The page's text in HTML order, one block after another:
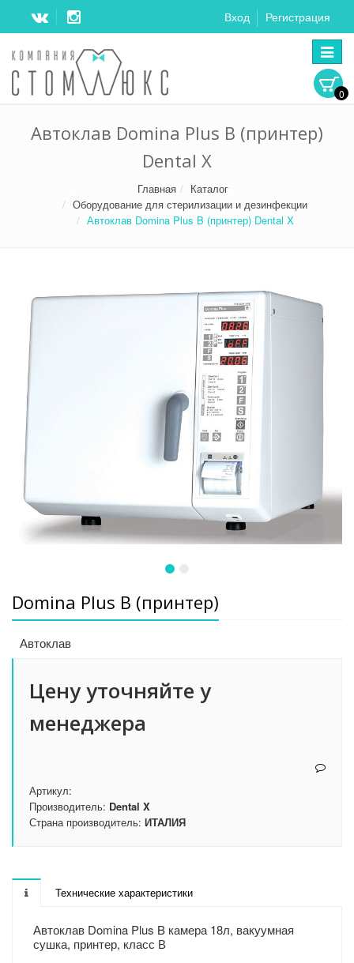
Вход Регистрация
0
Автоклав Domina Plus B (принтер)
Dental X
Главная
Каталог
Оборудование для стерилизации и дезинфекции
Автоклав Domina Plus B (принтер) Dental X
Domina Plus B (принтер)
Автоклав
Цену уточняйте у
менеджера
Артикул:
Производитель: Dental X
Страна производитель: ИТАЛИЯ
Технические характеристики
Автоклав Domina Plus B камера 18л, вакуумная
сушка, принтер, класс В